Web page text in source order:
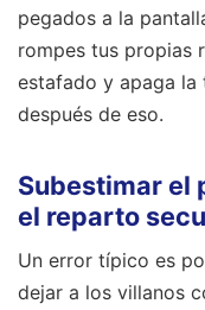
pegados a la
rompes tus propias
estafado y apaga la
después de eso.
Subestimar el
el reparto
Un error típico es
dejar a los villanos